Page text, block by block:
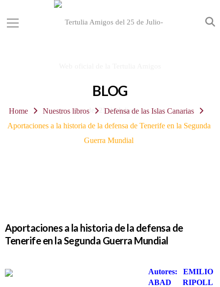
BLOG
Home Nuestros libros
Defensa de las Islas Canarias
Aportaciones a la historia de la defensa de Tenerife en la Segunda
Guerra Mundial
Aportaciones a la historia de la defensa de
Tenerife en la Segunda Guerra Mundial
Autores: EMILIO
ABAD RIPOLL